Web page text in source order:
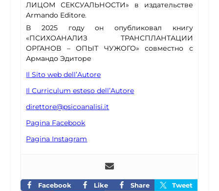
ЛИЦОМ СЕКСУАЛЬНОСТИ» в издательстве
Armando Editore.
В 2025 году он опубликовал книгу
«ПСИХОАНАЛИЗ ТРАНСПЛАНТАЦИИ
ОРГАНОВ – ОПЫТ ЧУЖОГО» совместно с
Армандо Эдиторе
Il Sito web dell’Autore
Il Curriculum esteso dell’Autore
direttore@psicoanalisi.it
Pagina Facebook
Pagina Instagram
Facebook Like Share
Tweet